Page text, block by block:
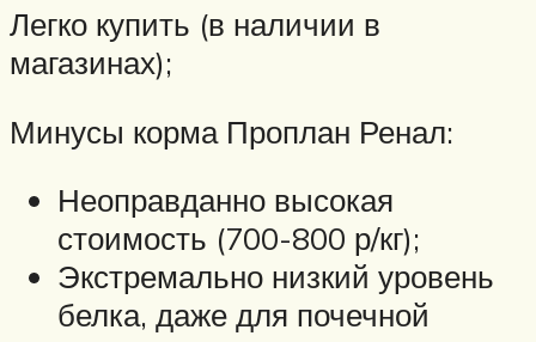
Легко купить (в наличии в
магазинах);
Минусы корма Проплан Ренал:
Неоправданно высокая
стоимость (700-800 р/кг);
Экстремально низкий уровень
белка, даже для почечной